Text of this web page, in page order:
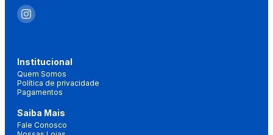
Institucional
Quem Somos
Política de privacidade
Pagamentos
Saiba Mais
Fale Conosco